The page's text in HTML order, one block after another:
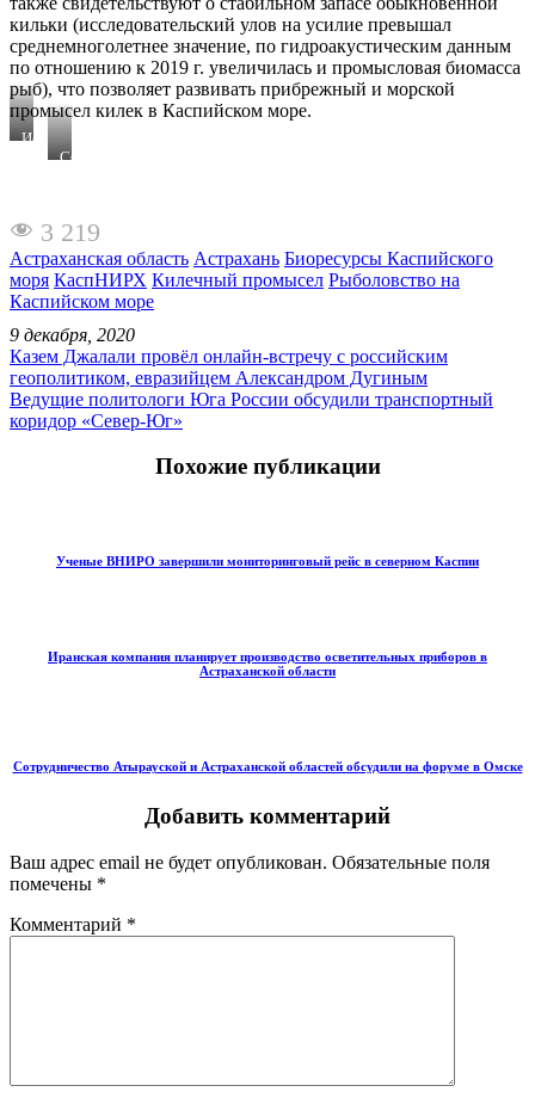
кильки (исследовательский улов на усилие превышал
среднемноголетнее значение, по гидроакустическим данным
по отношению к 2019 г. увеличилась и промысловая биомасса
рыб), что позволяет развивать прибрежный и морской
промысел килек в Каспийском море.
Исследовательский
улов
«Исследователь
Каспия»
Сбор
исследовательском
рейсе
3 219
Астраханская область Астрахань Биоресурсы Каспийского
моря КаспНИРХ Килечный промысел Рыболовство на
Каспийском море
9 декабря, 2020
Казем Джалали провёл онлайн-встречу с российским
геополитиком, евразийцем Александром Дугиным
Ведущие политологи Юга России обсудили транспортный
коридор «Север-Юг»
Похожие публикации
Ученые ВНИРО завершили мониторинговый рейс в северном Каспии
Иранская компания планирует производство осветительных приборов в
Астраханской области
Сотрудничество Атырауской и Астраханской областей обсудили на форуме в Омске
Добавить комментарий
Ваш адрес email не будет опубликован. Обязательные поля
помечены *
Комментарий *